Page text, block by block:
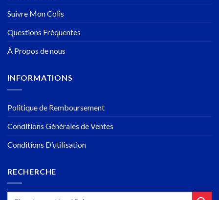
Suivre Mon Colis
Questions Fréquentes
À Propos de nous
INFORMATIONS
Politique de Remboursement
Conditions Générales de Ventes
Conditions D’utilisation
RECHERCHE